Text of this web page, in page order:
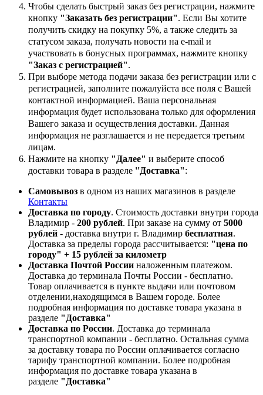
Чтобы сделать быстрый заказ без регистрации, нажмите
кнопку "Заказать без регистрации". Если Вы хотите
получить скидку на покупку 5%, а также следить за
статусом заказа, получать новости на e-mail и
участвовать в бонусных программах, нажмите кнопку
"Заказ с регистрацией".
При выборе метода подачи заказа без регистрации или с
регистрацией, заполните пожалуйста все поля с Вашей
контактной информацией. Ваша персональная
информация будет использована только для оформления
Вашего заказа и осуществления доставки. Данная
информация не разглашается и не передается третьим
лицам.
Нажмите на кнопку "Далее" и выберите способ
доставки товара в разделе ''Доставка":
Самовывоз в одном из наших магазинов в разделе
Контакты
Доставка по городу. Стоимость доставки внутри города
Владимир - 200 рублей. При заказе на сумму от 5000
рублей - доставка внутри г. Владимир бесплатная.
Доставка за пределы города рассчитывается: "цена по
городу" + 15 рублей за километр
Доставка Почтой России наложенным платежом.
Доставка до терминала Почты России - бесплатно.
Товар оплачивается в пункте выдачи или почтовом
отделении,находящимся в Вашем городе. Более
подробная информация по доставке товара указана в
разделе "Доставка"
Доставка по России. Доставка до терминала
транспортной компании - бесплатно. Остальная сумма
за доставку товара по России оплачивается согласно
тарифу транспортной компании. Более подробная
информация по доставке товара указана в
разделе "Доставка"